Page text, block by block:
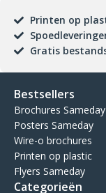
Printen op
Gratis
Bestsellers
Brochures Sameday
Posters Sameday
Wire-o brochures
Printen op plastic
Flyers Sameday
Categorieën